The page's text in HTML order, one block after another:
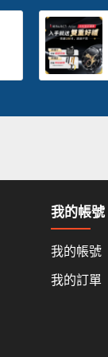
我的帳號
我的帳號
我的訂單